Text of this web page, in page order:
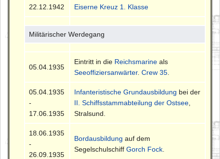
22.12.1942 Eiserne Kreuz 1. Klasse
Militärischer Werdegang
05.04.1935
Eintritt in die Reichsmarine als
Seeoffiziersanwärter.Crew 35
05.04.1935
-
17.06.1935
Infanteristische Grundausbildung bei der
II. Schiffsstammabteilung der Ostsee
Stralsund.
18.06.1935
-
26.09.1935
Bordausbildung auf dem
SegelschulschiffGorch Fock